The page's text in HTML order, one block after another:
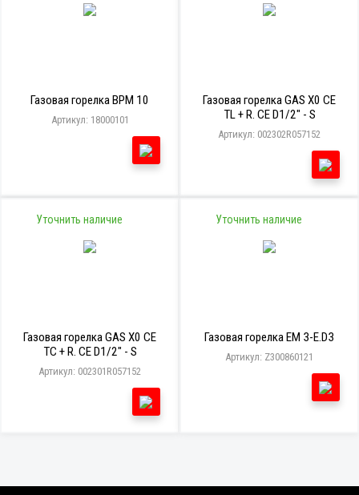
Газовая горелка BPM 10
Артикул: 18000101
Газовая горелка GAS X0 CE
TL + R. CE D1/2" - S
Артикул: 002302R057152
Уточнить наличие
Газовая горелка GAS X0 CE
TC + R. CE D1/2" - S
Артикул: 002301R057152
Уточнить наличие
Газовая горелка EM 3-E.D3
Артикул: Z300860121